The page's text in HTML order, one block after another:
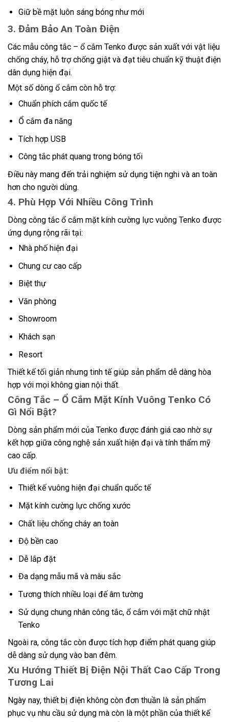
Giữ bề mặt luôn sáng bóng như mới
3. Đảm Bảo An Toàn Điện
Các mẫu công tắc – ổ cắm Tenko được sản xuất với vật liệu
chống cháy, hỗ trợ chống giật và đạt tiêu chuẩn kỹ thuật điện
dân dụng hiện đại.
Một số dòng ổ cắm còn hỗ trợ:
Chuẩn phích cắm quốc tế
Ổ cắm đa năng
Tích hợp USB
Công tắc phát quang trong bóng tối
Điều này mang đến trải nghiệm sử dụng tiện nghi và an toàn
hơn cho người dùng.
4. Phù Hợp Với Nhiều Công Trình
Dòng công tắc ổ cắm mặt kính cường lực vuông Tenko được
ứng dụng rộng rãi tại:
Nhà phố hiện đại
Chung cư cao cấp
Biệt thự
Văn phòng
Showroom
Khách sạn
Resort
Thiết kế tối giản nhưng tinh tế giúp sản phẩm dễ dàng hòa
hợp với mọi không gian nội thất.
Công Tắc – Ổ Cắm Mặt Kính Vuông Tenko Có
Gì Nổi Bật?
Dòng sản phẩm mới của Tenko được đánh giá cao nhờ sự
kết hợp giữa công nghệ sản xuất hiện đại và tính thẩm mỹ
cao cấp.
Ưu điểm nổi bật:
Thiết kế vuông hiện đại chuẩn quốc tế
Mặt kính cường lực chống xước
Chất liệu chống cháy an toàn
Độ bền cao
Dễ lắp đặt
Đa dạng mẫu mã và màu sắc
Tương thích nhiều loại đế âm tường
Sử dụng chung nhân công tắc, ổ cắm với mặt chữ nhật
Tenko
Ngoài ra, công tắc còn được tích hợp điểm phát quang giúp
dễ dàng sử dụng vào ban đêm.
Xu Hướng Thiết Bị Điện Nội Thất Cao Cấp Trong
Tương Lai
Ngày nay, thiết bị điện không còn đơn thuần là sản phẩm
phục vụ nhu cầu sử dụng mà còn là một phần của thiết kế